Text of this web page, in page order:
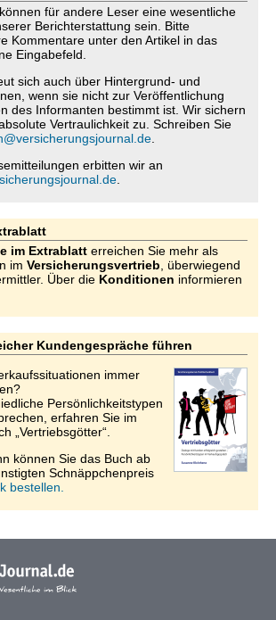
für andere Leser eine wesentliche
Berichterstattung sein. Bitte
Kommentare unter den Artikel in das
Eingabefeld.
sich auch über Hintergrund- und
wenn sie nicht zur Veröffentlichung
des Informanten bestimmt ist. Wir sichern
Vertraulichkeit zu. Schreiben Sie
erbitten wir an
im Extrablatt erreichen Sie mehr als
im Versicherungsvertrieb , überwiegend
Über die Konditionen informieren
Kundengespräche führen
immer
Persönlichkeitstypen
erfahren Sie im
„Vertriebsgötter“.
können Sie das Buch ab
Schnäppchenpreis
bestellen.